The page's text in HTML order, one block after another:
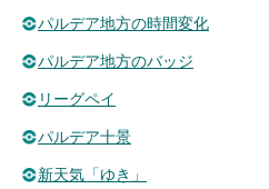
パルデア地方の時間変化
パルデア地方のバッジ
リーグペイ
パルデア十景
新天気「ゆき」